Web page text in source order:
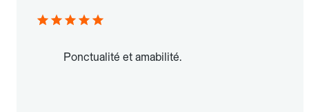
Ponctualité et amabilité.